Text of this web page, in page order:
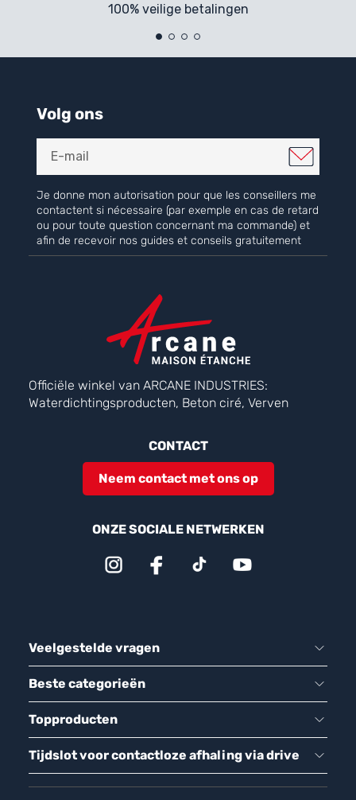
100% veilige betalingen
Volg ons
Je donne mon autorisation pour que les conseillers me
contactent si nécessaire (par exemple en cas de retard
ou pour toute question concernant ma commande) et
afin de recevoir nos guides et conseils gratuitement
Officiële winkel van ARCANE INDUSTRIES:
Waterdichtingsproducten, Beton ciré, Verven
CONTACT
Neem contact met ons op
ONZE SOCIALE NETWERKEN
Veelgestelde vragen
Beste categorieën
Topproducten
Tijdslot voor contactloze afhaling via drive